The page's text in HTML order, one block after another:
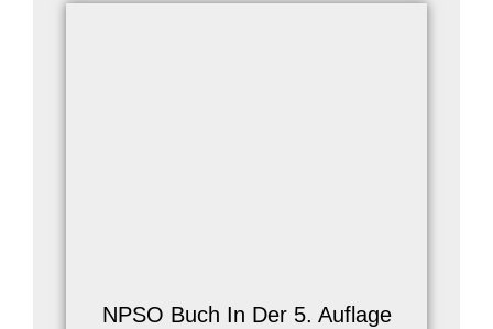
NPSO Buch In Der 5. Auflage